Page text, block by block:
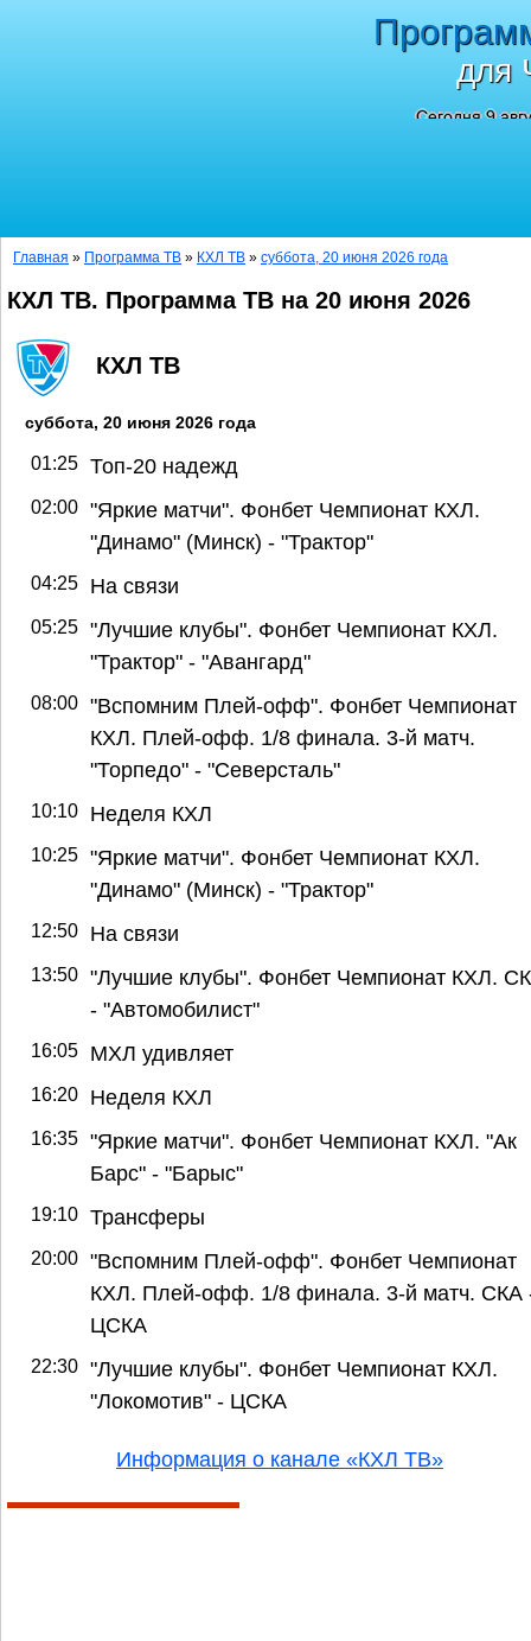
для
Сегодня 9
Главная » Программа ТВ » КХЛ ТВ » суббота, 20 июня 2026 года
КХЛ ТВ. Программа ТВ на 20 июня 2026
КХЛ ТВ
суббота, 20 июня 2026 года
01:25 Топ-20 надежд
02:00 "Яркие матчи". Фонбет Чемпионат КХЛ.
"Динамо" (Минск) - "Трактор"
04:25 На связи
05:25 "Лучшие клубы". Фонбет Чемпионат КХЛ.
"Трактор" - "Авангард"
08:00 "Вспомним Плей-офф". Фонбет Чемпионат
КХЛ. Плей-офф. 1/8 финала. 3-й матч.
"Торпедо" - "Северсталь"
10:10 Неделя КХЛ
10:25 "Яркие матчи". Фонбет Чемпионат КХЛ.
"Динамо" (Минск) - "Трактор"
12:50 На связи
13:50 "Лучшие клубы". Фонбет Чемпионат КХЛ.
- "Автомобилист"
16:05 МХЛ удивляет
16:20 Неделя КХЛ
16:35 "Яркие матчи". Фонбет Чемпионат КХЛ. "Ак
Барс" - "Барыс"
19:10 Трансферы
20:00 "Вспомним Плей-офф". Фонбет Чемпионат
КХЛ. Плей-офф. 1/8 финала. 3-й матч. СКА
ЦСКА
22:30 "Лучшие клубы". Фонбет Чемпионат КХЛ.
"Локомотив" - ЦСКА
Информация о канале «КХЛ ТВ»